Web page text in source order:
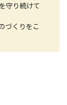
守り続けて
づくりをこ